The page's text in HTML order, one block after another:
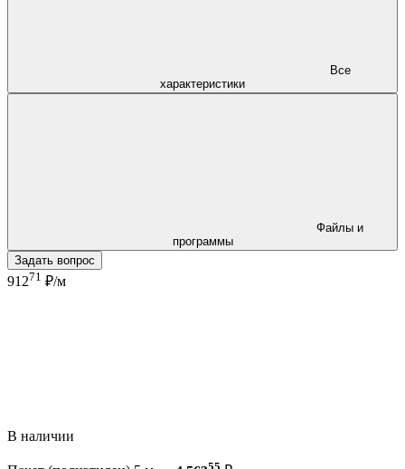
характеристики
программы
Задать вопрос
91271 ₽/м
В наличии
55